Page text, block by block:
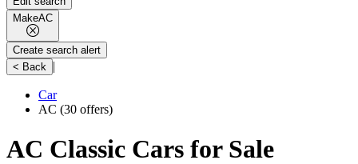
MakeAC
Create search alert
< Back |
Car
AC (30 offers)
AC Classic Cars for Sale